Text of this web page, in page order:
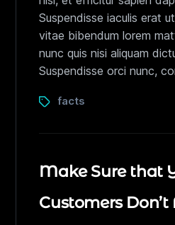
Suspendisse iaculis erat
vitae bibendum lorem
nunc quis nisi aliquam
Suspendisse orci nunc,
facts
Make Sure that
Customers Don’t